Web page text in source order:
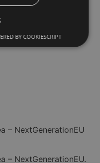
– NextGenerationEU
– NextGenerationEU.
BY COOKIESCRIPT